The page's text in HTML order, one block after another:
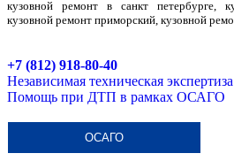
кузовной ремонт в санкт петербурге,
кузовной ремонт приморский, кузовной
+7 (812) 918-80-40
Независимая техническая экспертиза
Помощь при ДТП в рамках ОСАГО
ОСАГО